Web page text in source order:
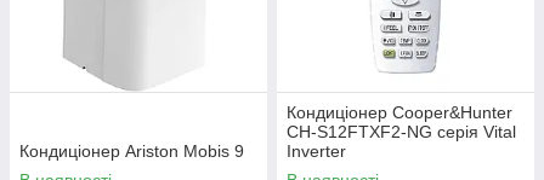
Кондиціонер Ariston Mobis 9
Кондиціонер Cooper&Hunter
CH-S12FTXF2-NG серія Vital
Inverter